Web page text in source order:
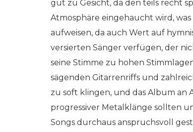
gut zu Gesicht, da den teils recht
Atmosphäre eingehaucht wird,
aufweisen, da auch Wert auf
versierten Sänger verfügen, der
seine Stimme zu hohen
sägenden Gitarrenriffs und
zu soft klingen, und das Album
progressiver Metalklänge sollten
Songs durchaus anspruchsvoll